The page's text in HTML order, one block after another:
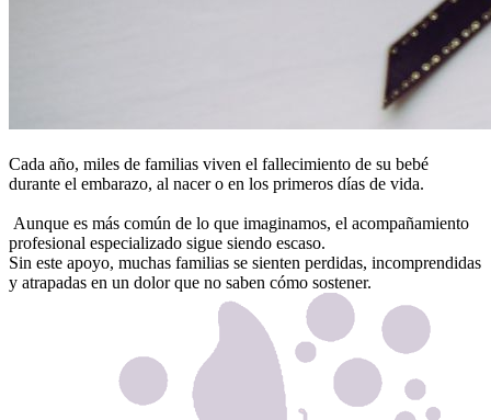
Cada año, miles de familias viven el fallecimiento de su bebé
durante el embarazo, al nacer o en los primeros días de vida.
Aunque es más común de lo que imaginamos, el acompañamiento
profesional especializado sigue siendo escaso.
Sin este apoyo, muchas familias se sienten perdidas, incomprendidas
y atrapadas en un dolor que no saben cómo sostener.